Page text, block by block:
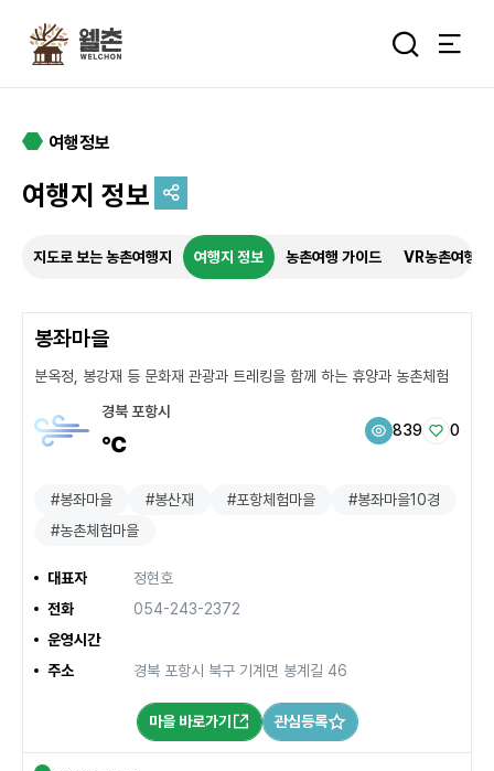
추억을 담는 여정
특별한 순간을 여행 속에서
통합검색
여행정보
여행지 정보
지도로 보는 농촌여행지 여행지 정보 농촌여행 가이드 VR농촌여행
봉좌마을
분옥정, 봉강재 등 문화재 관광과 트레킹을 함께 하는 휴양과 농촌체험
경북 포항시
℃
839 0
#봉좌마을 #봉산재 #포항체험마을
#봉좌마을10경
#농촌체험마을
대표자
정현호
전화
054-243-2372
운영시간
주소
경북 포항시 북구 기계면 봉계길 46
마을 바로가기 관심등록